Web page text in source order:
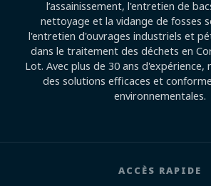
l’assainissement, l'entretien de
nettoyage et la vidange de fosses
l'entretien d'ouvrages industriels et
dans le traitement des déchets en
Lot. Avec plus de 30 ans d'expérience,
des solutions efficaces et
environnementales.
ACCÈS RAPIDE